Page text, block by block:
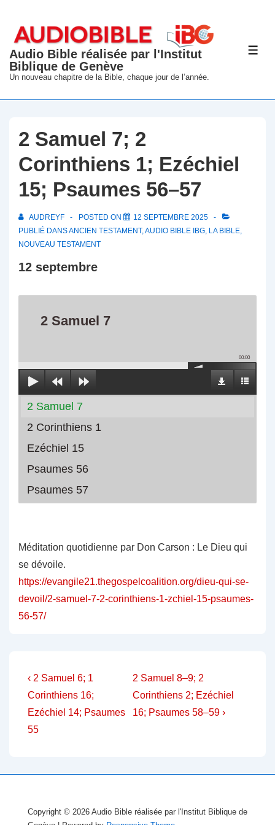
passer
contenu
principal
Audio Bible réalisée par l'Institut
Biblique de Genève
Un nouveau chapitre de la Bible, chaque jour de l’année.
2 Samuel 7; 2
Corinthiens 1; Ezéchiel
15; Psaumes 56–57
AUDREYF POSTED ON
12 SEPTEMBRE 2025
PUBLIÉ DANSANCIEN TESTAMENT,AUDIO BIBLE IBG, LA BIBLE,
NOUVEAU TESTAMENT
12 septembre
2 Samuel 7
00:00
2 Samuel 7
2 Corinthiens 1
Ezéchiel 15
Psaumes 56
Psaumes 57
Méditation quotidienne par Don Carson : Le Dieu qui
se dévoile.
https://evangile21.thegospelcoalition.org/dieu-qui-se-
devoil/2-samuel-7-2-corinthiens-1-zchiel-15-psaumes-
56-57/
Navigation
de
l’article
Previous
Post
is
‹ 2 Samuel 6; 1
Corinthiens 16;
Ezéchiel 14; Psaumes
55
Next
Post
is
2 Samuel 8–9; 2
Corinthiens 2; Ezéchiel
16; Psaumes 58–59 ›
Copyright © 2026 Audio Bible réalisée par l'Institut Biblique de